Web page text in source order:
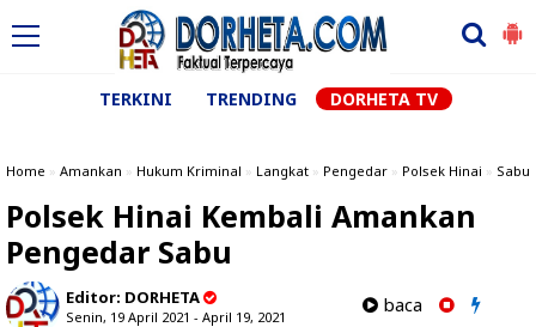
TERKINI TRENDING DORHETA TV
Home » Amankan » Hukum Kriminal » Langkat » Pengedar » Polsek Hinai » Sabu
Polsek Hinai Kembali Amankan
Pengedar Sabu
Editor: DORHETA
Senin, 19 April 2021 - April 19, 2021
baca